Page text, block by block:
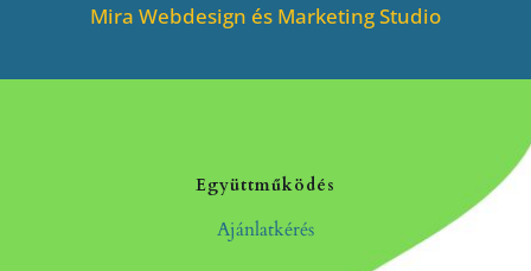
Mira Webdesign és Marketing Studio
Együttműködés
Ajánlatkérés